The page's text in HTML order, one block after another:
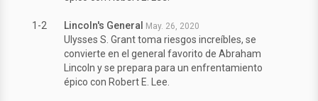
1-2 Lincoln's General May. 26, 2020
Ulysses S. Grant toma riesgos increíbles, se
convierte en el general favorito de Abraham
Lincoln y se prepara para un enfrentamiento
épico con Robert E. Lee.